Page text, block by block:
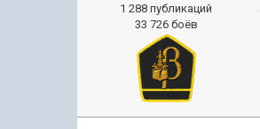
1 288 публикаций
33 726 боёв